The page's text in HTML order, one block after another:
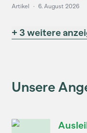
Artikel · 6. August 2026
+ 3 weitere
Unsere